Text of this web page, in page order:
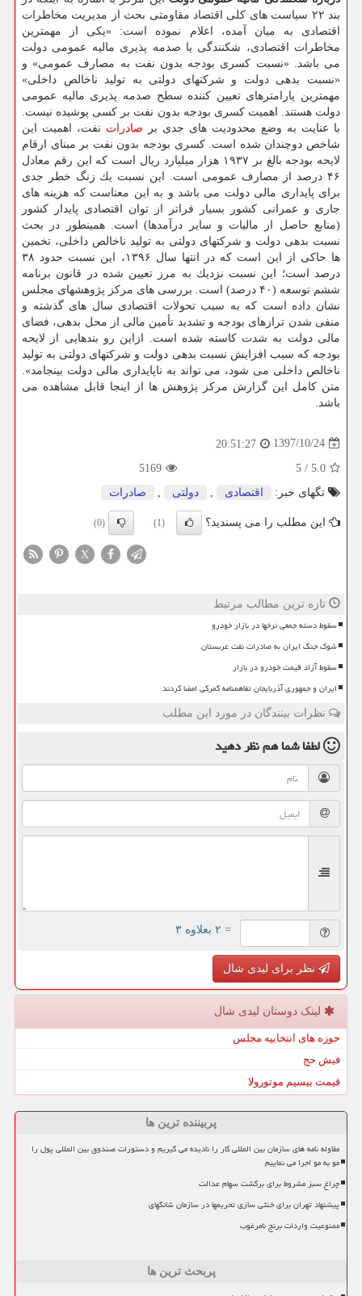
بند ۲۲ سیاست های كلی اقتصاد مقاومتی بحث از مدیریت مخاطرات
اقتصادی به میان آمده، اعلام نموده است: «یكی از مهمترین
مخاطرات اقتصادی، شكنندگی یا صدمه پذیری مالیه عمومی دولت
می باشد. «نسبت كسری بودجه بدون نفت به مصارف عمومی» و
«نسبت بدهی دولت و شركتهای دولتی به تولید ناخالص داخلی»
مهمترین پارامترهای تعیین كننده سطح صدمه پذیری مالیه عمومی
دولت هستند. اهمیت كسری بودجه بدون نفت بر كسی پوشیده نیست.
با عنایت به وضع محدودیت های جدی بر صادرات نفت، اهمیت این
شاخص دوچندان شده است. كسری بودجه بدون نفت بر مبنای ارقام
لایحه بودجه بالغ بر ۱۹۳۷ هزار میلیارد ریال است كه این رقم معادل
۴۶ درصد از مصارف عمومی است. این نسبت یك زنگ خطر جدی
برای پایداری مالی دولت می باشد و به این معناست كه هزینه های
جاری و عمرانی كشور بسیار فراتر از توان اقتصادی پایدار كشور
(منابع حاصل از مالیات و سایر درآمدها) است. همینطور در بحث
نسبت بدهی دولت و شركتهای دولتی به تولید ناخالص داخلی، تخمین
ها حاكی از این است كه در انتها سال ۱۳۹۶، این نسبت حدود ۳۸
درصد است؛ این نسبت نزدیك به مرز تعیین شده در قانون برنامه
ششم توسعه (۴۰ درصد) است. بررسی های مركز پژوهشهای مجلس
نشان داده است كه به سبب تحولات اقتصادی سال های گذشته و
منفی شدن ترازهای بودجه و تشدید تأمین مالی از محل بدهی، فضای
مالی دولت به شدت كاسته شده است. ازاین رو بندهایی از لایحه
بودجه كه سبب افزایش نسبت بدهی دولت و شركتهای دولتی به تولید
ناخالص داخلی می شود، می تواند به ناپایداری مالی دولت بینجامد».
متن كامل این گزارش مركز پژوهش ها از اینجا قابل مشاهده می
باشد.
1397/10/24
20:51:27
5.0
/
5
5169
تگهای خبر:
اقتصادی , دولتی , صادرات
این مطلب را می پسندید؟ (1)
(0)
X
تازه ترین مطالب مرتبط
سقوط دسته جمعی نرخها در بازار خودرو
شوک جنگ ایران به صادرات نفت عربستان
سقوط آزاد قیمت خودرو در بازار
ایران و جمهوری آذربایجان تفاهمنامه گمرکی امضا کردند
نظرات بینندگان در مورد این مطلب
لطفا شما همنظر دهید
= ۲ بعلاوه ۳
نظر برای لیدی شال
لینک دوستان لیدی شال
حوزه های انتخابیه مجلس
فیش حج
قیمت بیسیم موتورولا
پربیننده ترین ها
مقاوله نامه های سازمان بین المللی کار را نادیده می گیریم و دستورات صندوق بین المللی پول را
مو به مو اجرا می نماییم
چراغ سبز مشروط برای برگشت سهام عدالت
پیشنهاد تهران برای خنثی سازی تحریمها در سازمان شانگهای
ممنوعیت واردات برنج نامرغوب
پربحث ترین ها